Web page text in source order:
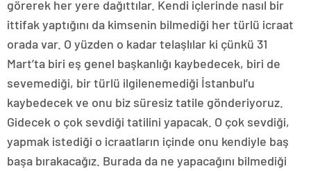
görerek her yere dağıttılar. Kendi içlerinde nasıl bir
ittifak yaptığını da kimsenin bilmediği her türlü icraat
orada var. O yüzden o kadar telaşlılar ki çünkü 31
Mart’ta biri eş genel başkanlığı kaybedecek, biri de
sevemediği, bir türlü ilgilenemediği İstanbul’u
kaybedecek ve onu biz süresiz tatile gönderiyoruz.
Gidecek o çok sevdiği tatilini yapacak. O çok sevdiği,
yapmak istediği o icraatların içinde onu kendiyle baş
başa bırakacağız. Burada da ne yapacağını bilmediği